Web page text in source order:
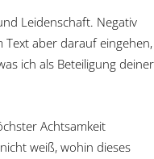
Leidenschaft. Negativ
aber darauf eingehen,
ich als Beteiligung deiner
Achtsamkeit
weiß, wohin dieses